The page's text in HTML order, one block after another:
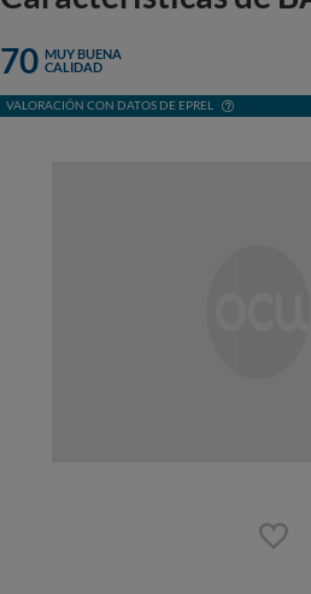
70 MUY BUENA
CALIDAD
VALORACIÓN CON DATOS DE EPREL